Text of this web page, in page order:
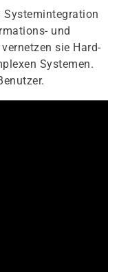
und
sie Hard-
Systemen.